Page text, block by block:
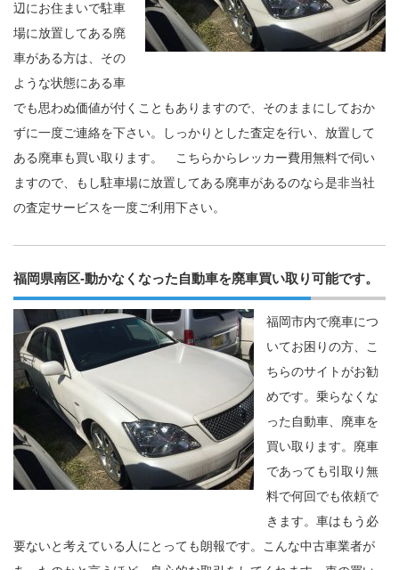
辺にお住まいで駐車
場に放置してある廃
車がある方は、その
ような状態にある車
でも思わぬ価値が付くこともありますので、そのままにしておか
ずに一度ご連絡を下さい。しっかりとした査定を行い、放置して
ある廃車も買い取ります。 こちらからレッカー費用無料で伺い
ますので、もし駐車場に放置してある廃車があるのなら是非当社
の査定サービスを一度ご利用下さい。
福岡県南区-動かなくなった自動車を廃車買い取り可能です。
福岡市内で廃車につ
いてお困りの方、こ
ちらのサイトがお勧
めです。乗らなくな
った自動車、廃車を
買い取ります。廃車
であっても引取り無
料で何回でも依頼で
きます。車はもう必
要ないと考えている人にとっても朗報です。こんな中古車業者が